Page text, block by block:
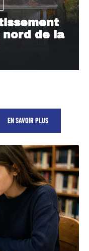
nord de la
EN SAVOIR PLUS